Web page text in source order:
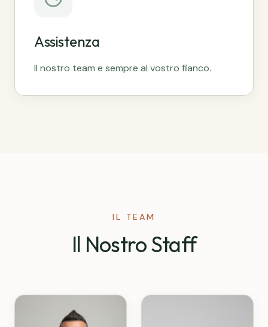
Assistenza
Il nostro team e sempre al vostro fianco.
IL TEAM
Il Nostro Staff